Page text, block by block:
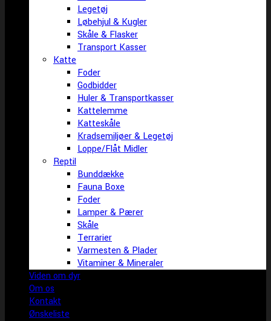
Legetøj
Løbehjul & Kugler
Skåle & Flasker
Transport Kasser
Katte
Foder
Godbidder
Huler & Transportkasser
Kattelemme
Katteskåle
Kradsemiljøer & Legetøj
Loppe/Flåt Midler
Reptil
Bunddække
Fauna Boxe
Foder
Lamper & Pærer
Skåle
Terrarier
Varmesten & Plader
Vitaminer & Mineraler
Viden om dyr
Om os
Kontakt
Ønskeliste